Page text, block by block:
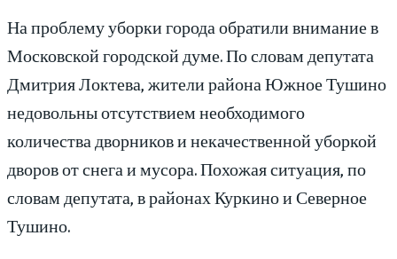
На проблему уборки города обратили внимание в
Московской городской думе. По словам депутата
Дмитрия Локтева, жители района Южное Тушино
недовольны отсутствием необходимого
количества дворников и некачественной уборкой
дворов от снега и мусора. Похожая ситуация, по
словам депутата, в районах Куркино и Северное
Тушино.